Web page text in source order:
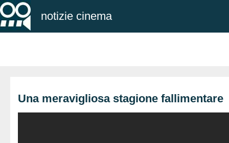
notizie cinema
Una meravigliosa stagione fallimentare